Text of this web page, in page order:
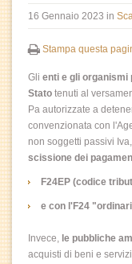
16 Gennaio 2023 in
Stampa questa
Gli enti e gli organismi
Stato tenuti al
Pa autorizzate a
convenzionata con
non soggetti passivi
scissione dei
F24EP (codice
e con l'F24
Invece, le pubbliche
acquisti di beni e